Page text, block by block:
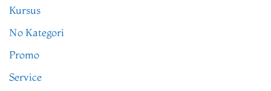
Kursus
No Kategori
Promo
Service